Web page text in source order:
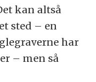
kan altså
sted – en
har
– men så